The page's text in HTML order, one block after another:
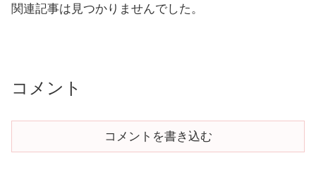
関連記事は見つかりませんでした。
コメント
コメントを書き込む